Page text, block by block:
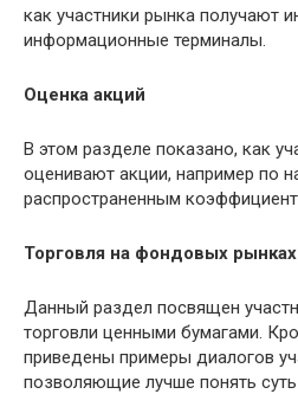
как участники рынка получают
информационные терминалы.
Оценка акций
В этом разделе показано, как
оценивают акции, например по
распространенным
Торговля на фондовых рынках
Данный раздел посвящен
торговли ценными бумагами.
приведены примеры диалогов
позволяющие лучше понять